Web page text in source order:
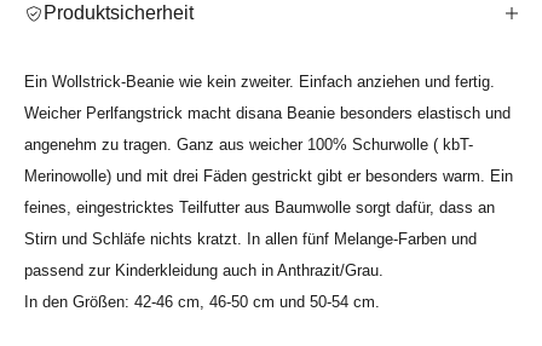
Produktsicherheit
Ein Wollstrick-Beanie wie kein zweiter. Einfach anziehen und fertig.
Weicher Perlfangstrick macht disana Beanie besonders elastisch und
angenehm zu tragen. Ganz aus weicher 100% Schurwolle ( kbT-
Merinowolle) und mit drei Fäden gestrickt gibt er besonders warm. Ein
feines, eingestricktes Teilfutter aus Baumwolle sorgt dafür, dass an
Stirn und Schläfe nichts kratzt. In allen fünf Melange-Farben und
passend zur Kinderkleidung auch in Anthrazit/Grau.
In den Größen: 42-46 cm, 46-50 cm und 50-54 cm.